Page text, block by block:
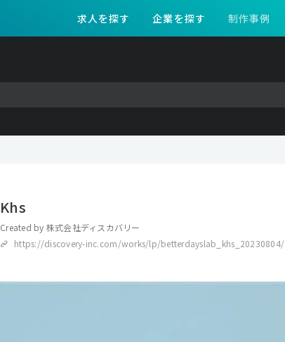
求人を探す 企業を探す 制作事例
Khs
Created by 株式会社ディスカバリー
https://discovery-inc.com/works/lp/betterdayslab_khs_20230804/